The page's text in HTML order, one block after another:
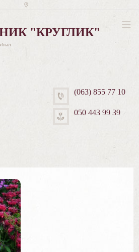
"КРУГЛИК"
(063) 855 77 10
050 443 99 39